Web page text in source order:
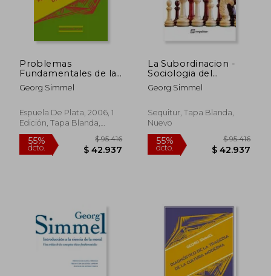
$ 41.126
40%
dcto.
Problemas
Fundamentales de la
Filosofía. Prólogo de
Antonio Molina
Georg Simmel
Espuela De Plata, 2006, 1
Edición, Tapa Blanda,
Nuevo
La Subordinacion -
Sociologia del
Sometimiento
Georg Simmel
Sequitur, Tapa Blanda,
Nuevo